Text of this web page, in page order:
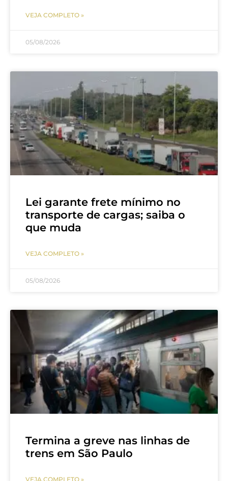
VEJA COMPLETO »
05/08/2026
Lei garante frete mínimo no
transporte de cargas; saiba o
que muda
VEJA COMPLETO »
05/08/2026
Termina a greve nas linhas de
trens em São Paulo
VEJA COMPLETO »